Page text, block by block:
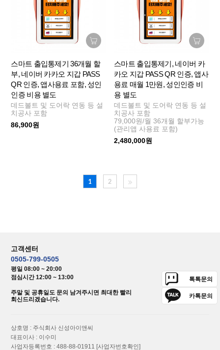
스마트 출입통제기 36개월 할
부, 네이버 카카오 지갑 PASS
QR 인증, 앱사용료 포함, 성인
인증 비용 별도
데드볼트 및 도어락 연동 등 설
치공사 포함
86,900원
스마트 출입통제기, 네이버 카
카오 지갑 PASS QR 인증, 앱사
용료 매월 1만원, 성인인증 비
용 별도
데드볼트 및 도어락 연동 등 설
치공사 포함
79,000원/월 36개월 할부가능
(관리앱 사용료 포함)
2,480,000원
1 2
고객센터
0505-799-0505
평일 08:00 ~ 20:00
점심시간 12:00 ~ 13:00
주말 및 공휴일도 문의 남겨주시면 최대한 빨리
회신드리겠습니다.
톡톡문의
카톡문의
상호명 : 주식회사 신성아이앤씨
대표이사 : 이수미
사업자등록번호 : 488-88-01911 [사업자번호확인]